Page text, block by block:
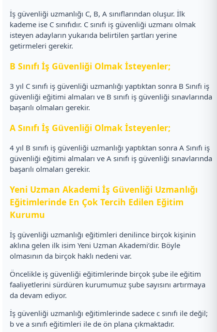
İş güvenliği uzmanlığı C, B, A sınıflarından oluşur. İlk
kademe ise C sınıfıdır. C sınıfı iş güvenliği uzmanı olmak
isteyen adayların yukarıda belirtilen şartları yerine
getirmeleri gerekir.
B Sınıfı İş Güvenliği Olmak İsteyenler;
3 yıl C sınıfı iş güvenliği uzmanlığı yaptıktan sonra B Sınıfı iş
güvenliği eğitimi almaları ve B sınıfı iş güvenliği sınavlarında
başarılı olmaları gerekir.
A Sınıfı İş Güvenliği Olmak İsteyenler;
4 yıl B sınıfı iş güvenliği uzmanlığı yaptıktan sonra A Sınıfı iş
güvenliği eğitimi almaları ve A sınıfı iş güvenliği sınavlarında
başarılı olmaları gerekir.
Yeni Uzman Akademi İş Güvenliği Uzmanlığı
Eğitimlerinde En Çok Tercih Edilen Eğitim
Kurumu
İş güvenliği uzmanlığı eğitimleri denilince birçok kişinin
aklına gelen ilk isim Yeni Uzman Akademi’dir. Böyle
olmasının da birçok haklı nedeni var.
Öncelikle iş güvenliği eğitimlerinde birçok şube ile eğitim
faaliyetlerini sürdüren kurumumuz şube sayısını artırmaya
da devam ediyor.
İş güvenliği uzmanlığı eğitimlerinde sadece c sınıfı ile değil;
b ve a sınıfı eğitimleri ile de ön plana çıkmaktadır.